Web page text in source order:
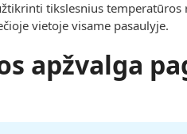
tikslesnius temperatūros
vietoje visame pasaulyje.
apžvalga